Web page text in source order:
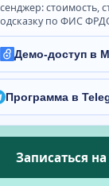
стоимость,
по ФИС
Демо-доступ в
Программа в
Записаться